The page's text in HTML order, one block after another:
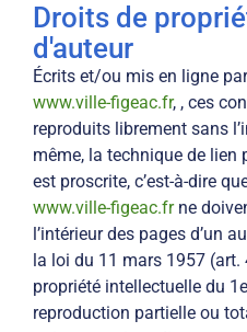
Droits de propriété et droits
d'auteur
Écrits et/ou mis en ligne
www.ville-figeac.fr, , ces
reproduits librement sans
même, la technique de lien
est proscrite, c’est-à-dire
www.ville-figeac.frne
l’intérieur des pages d’un
la loi du 11 mars 1957 (art.
propriété intellectuelle du
reproduction partielle ou